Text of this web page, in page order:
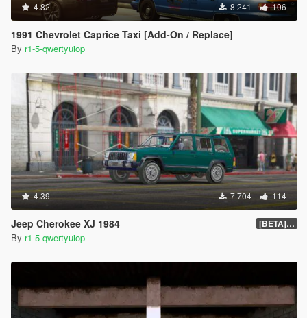
4.82 8 241 106
1991 Chevrolet Caprice Taxi [Add-On / Replace]
By r1-5-qwertyuiop
4.39 7 704 114
Jeep Cherokee XJ 1984 [BETA] 1.0
By r1-5-qwertyuiop